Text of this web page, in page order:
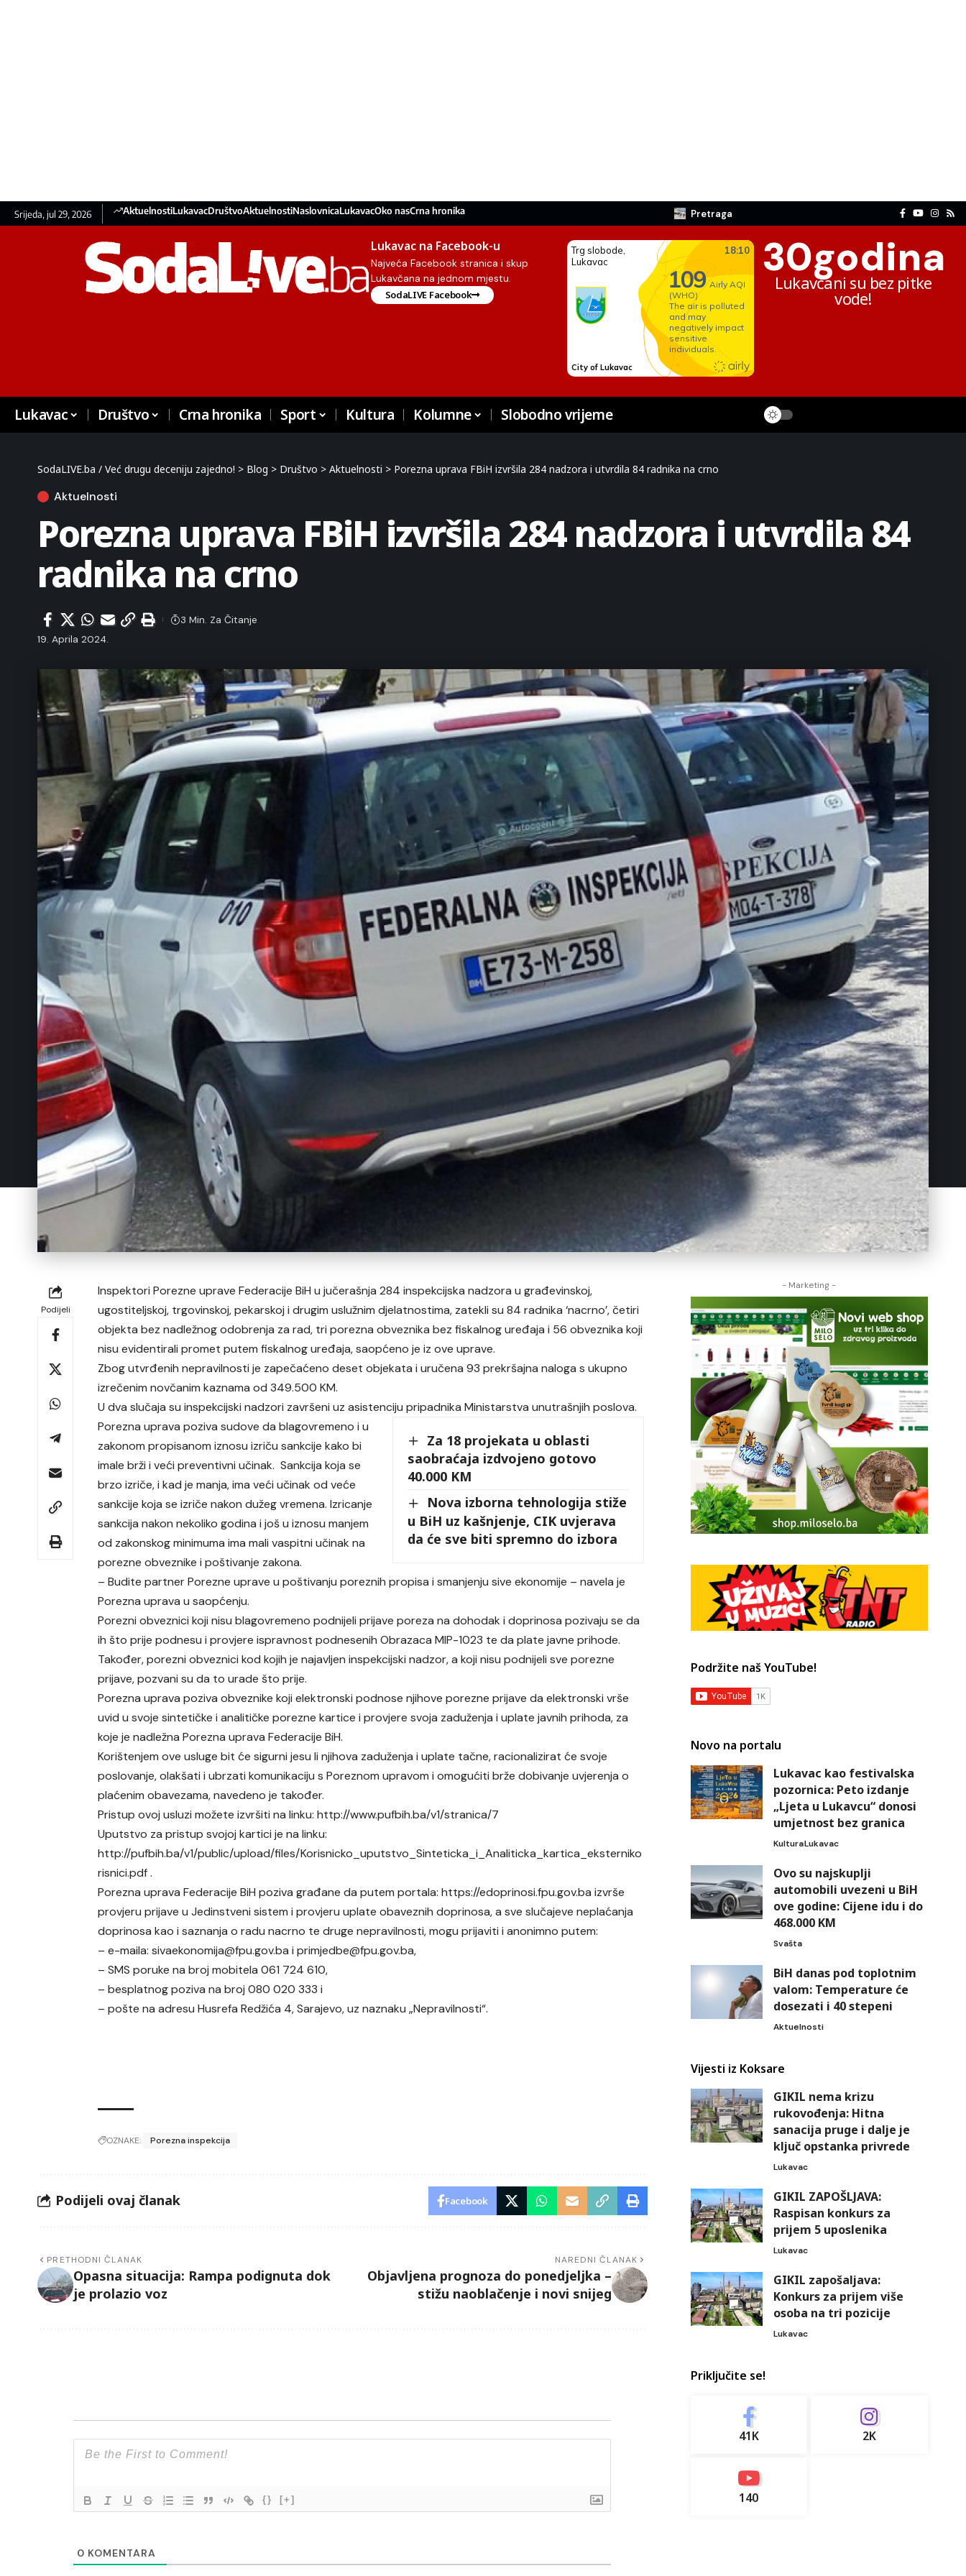
Srijeda, jul 29, 2026 AktuelnostiLukavacDruštvoAktuelnostiNaslovnicaLukavacOko nasCrna hronika Pretraga
Lukavac na Facebook-u
Najveća Facebook stranica i skup
Lukavčana na jednom mjestu.
SodaLIVE Facebook
30godina
Lukavčani su bez pitke
vode!
Lukavac Društvo Crna hronika Sport Kultura Kolumne Slobodno vrijeme
SodaLIVE.ba / Već drugu deceniju zajedno! > Blog > Društvo > Aktuelnosti > Porezna uprava FBiH izvršila 284 nadzora i utvrdila 84 radnika na crno
Aktuelnosti
Porezna uprava FBiH izvršila 284 nadzora i utvrdila 84
radnika na crno
19. Aprila 2024.
3 Min. Za Čitanje
Podijeli
Inspektori Porezne uprave Federacije BiH u jučerašnja 284 inspekcijska nadzora u građevinskoj,
ugostiteljskoj, trgovinskoj, pekarskoj i drugim uslužnim djelatnostima, zatekli su 84 radnika ‘nacrno’, četiri
objekta bez nadležnog odobrenja za rad, tri porezna obveznika bez fiskalnog uređaja i 56 obveznika koji
nisu evidentirali promet putem fiskalnog uređaja, saopćeno je iz ove uprave.
Zbog utvrđenih nepravilnosti je zapečaćeno deset objekata i uručena 93 prekršajna naloga s ukupno
izrečenim novčanim kaznama od 349.500 KM.
U dva slučaja su inspekcijski nadzori završeni uz asistenciju pripadnika Ministarstva unutrašnjih poslova.
Za 18 projekata u oblasti
saobraćaja izdvojeno gotovo
40.000 KM
Nova izborna tehnologija stiže
u BiH uz kašnjenje, CIK uvjerava
da će sve biti spremno do izbora
Porezna uprava poziva sudove da blagovremeno i u
zakonom propisanom iznosu izriču sankcije kako bi
imale brži i veći preventivni učinak. Sankcija koja se
brzo izriče, i kad je manja, ima veći učinak od veće
sankcije koja se izriče nakon dužeg vremena. Izricanje
sankcija nakon nekoliko godina i još u iznosu manjem
od zakonskog minimuma ima mali vaspitni učinak na
porezne obveznike i poštivanje zakona.
– Budite partner Porezne uprave u poštivanju poreznih propisa i smanjenju sive ekonomije – navela je
Porezna uprava u saopćenju.
Porezni obveznici koji nisu blagovremeno podnijeli prijave poreza na dohodak i doprinosa pozivaju se da
ih što prije podnesu i provjere ispravnost podnesenih Obrazaca MIP-1023 te da plate javne prihode.
Također, porezni obveznici kod kojih je najavljen inspekcijski nadzor, a koji nisu podnijeli sve porezne
prijave, pozvani su da to urade što prije.
Porezna uprava poziva obveznike koji elektronski podnose njihove porezne prijave da elektronski vrše
uvid u svoje sintetičke i analitičke porezne kartice i provjere svoja zaduženja i uplate javnih prihoda, za
koje je nadležna Porezna uprava Federacije BiH.
Korištenjem ove usluge bit će sigurni jesu li njihova zaduženja i uplate tačne, racionalizirat će svoje
poslovanje, olakšati i ubrzati komunikaciju s Poreznom upravom i omogućiti brže dobivanje uvjerenja o
plaćenim obavezama, navedeno je također.
Pristup ovoj usluzi možete izvršiti na linku: http://www.pufbih.ba/v1/stranica/7
Uputstvo za pristup svojoj kartici je na linku:
http://pufbih.ba/v1/public/upload/files/Korisnicko_uputstvo_Sinteticka_i_Analiticka_kartica_eksterniko
risnici.pdf .
Porezna uprava Federacije BiH poziva građane da putem portala: https://edoprinosi.fpu.gov.ba izvrše
provjeru prijave u Jedinstveni sistem i provjeru uplate obaveznih doprinosa, a sve slučajeve neplaćanja
doprinosa kao i saznanja o radu nacrno te druge nepravilnosti, mogu prijaviti i anonimno putem:
– e-maila: sivaekonomija@fpu.gov.ba i primjedbe@fpu.gov.ba,
– SMS poruke na broj mobitela 061 724 610,
– besplatnog poziva na broj 080 020 333 i
– pošte na adresu Husrefa Redžića 4, Sarajevo, uz naznaku „Nepravilnosti“.
OZNAKE: Porezna inspekcija
Podijeli ovaj članak Facebook
PRETHODNI ČLANAK
Opasna situacija: Rampa podignuta dok
je prolazio voz
NAREDNI ČLANAK
Objavljena prognoza do ponedjeljka –
stižu naoblačenje i novi snijeg
{} [+]
0 KOMENTARA
- Marketing -
Podržite naš YouTube!
Novo na portalu
Lukavac kao festivalska
pozornica: Peto izdanje
„Ljeta u Lukavcu“ donosi
umjetnost bez granica
KulturaLukavac
Ovo su najskuplji
automobili uvezeni u BiH
ove godine: Cijene idu i do
468.000 KM
Svašta
BiH danas pod toplotnim
valom: Temperature će
dosezati i 40 stepeni
Aktuelnosti
Vijesti iz Koksare
GIKIL nema krizu
rukovođenja: Hitna
sanacija pruge i dalje je
ključ opstanka privrede
Lukavac
GIKIL ZAPOŠLJAVA:
Raspisan konkurs za
prijem 5 uposlenika
Lukavac
GIKIL zapošaljava:
Konkurs za prijem više
osoba na tri pozicije
Lukavac
Priključite se!
41K 2K
140